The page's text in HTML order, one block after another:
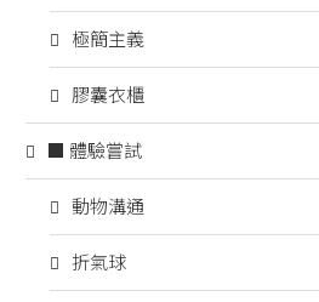
極簡主義
膠囊衣櫃
■ 體驗嘗試
動物溝通
折氣球